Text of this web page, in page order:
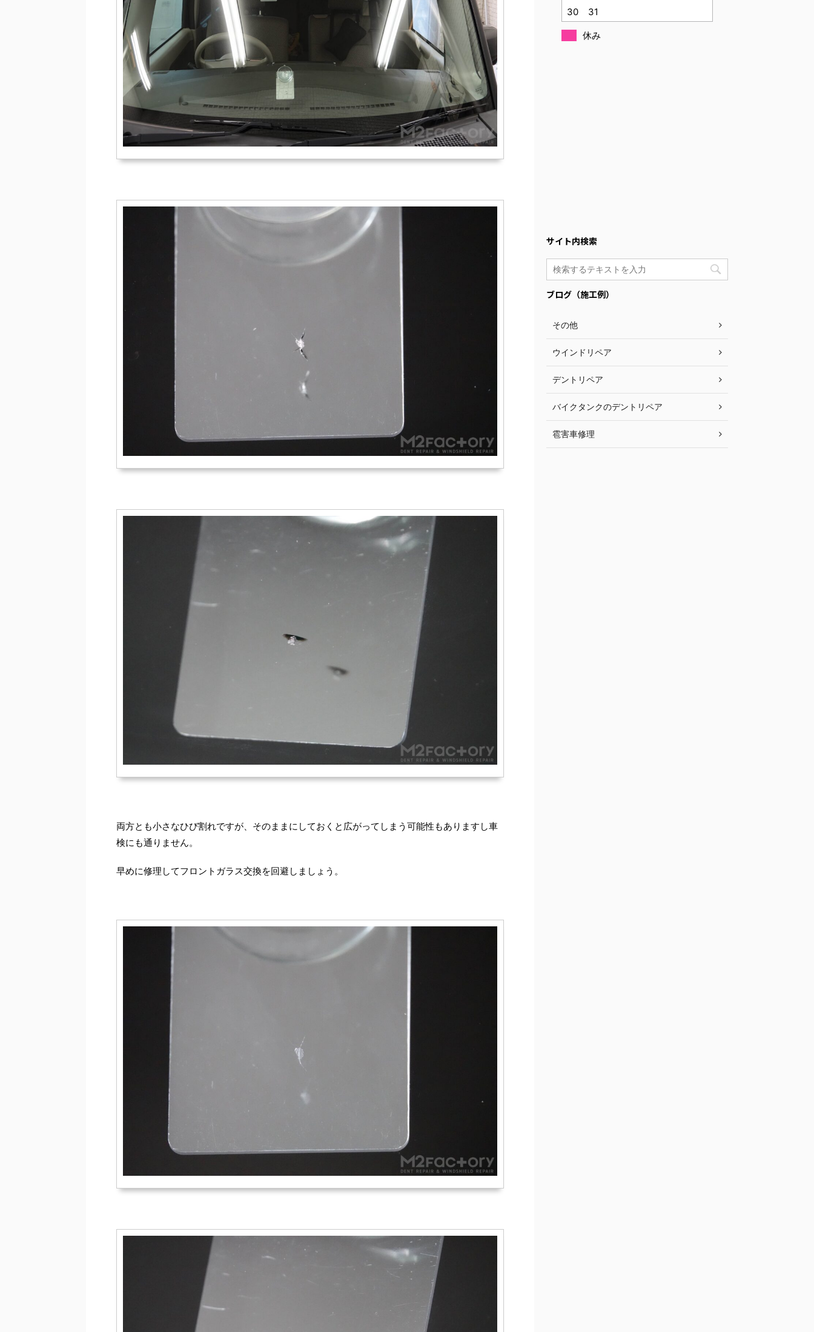
両方とも小さなひび割れですが、そのままにしておくと広がってしまう可能性もありますし車
検にも通りません。
早めに修理してフロントガラス交換を回避しましょう。
30
31
休み
サイト内検索
ブログ（施工例）
その他
ウインドリペア
デントリペア
バイクタンクのデントリペア
雹害車修理